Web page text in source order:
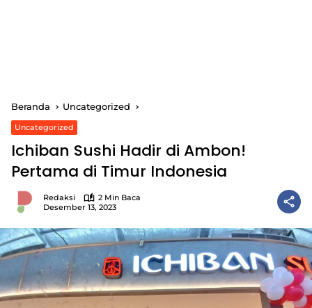
Beranda Uncategorized
Uncategorized
Ichiban Sushi Hadir di Ambon!
Pertama di Timur Indonesia
Redaksi
2 Min Baca
Desember 13, 2023